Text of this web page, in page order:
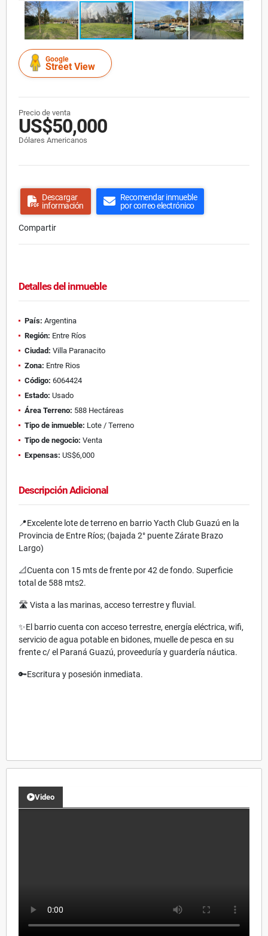
Google
Street View
Precio de venta
US$50,000
Dólares Americanos
Descargar
información
Recomendar inmueble
por correo electrónico
Compartir
Detalles del inmueble
País: Argentina
Región: Entre Ríos
Ciudad: Villa Paranacito
Zona: Entre Rios
Código: 6064424
Estado: Usado
Área Terreno: 588 Hectáreas
Tipo de inmueble: Lote / Terreno
Tipo de negocio: Venta
Expensas: US$6,000
Descripción Adicional
📍Excelente lote de terreno en barrio Yacth Club Guazú en la
Provincia de Entre Ríos; (bajada 2° puente Zárate Brazo
Largo)
📐Cuenta con 15 mts de frente por 42 de fondo. Superficie
total de 588 mts2.
🛣️ Vista a las marinas, acceso terrestre y fluvial.
✨El barrio cuenta con acceso terrestre, energía eléctrica, wifi,
servicio de agua potable en bidones, muelle de pesca en su
frente c/ el Paraná Guazú, proveeduría y guardería náutica.
🔑Escritura y posesión inmediata.
Video